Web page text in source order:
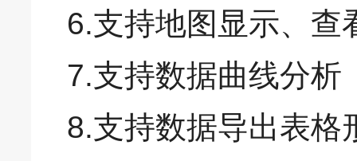
6.支持地图显示、查
7.支持数据曲线分析
8.支持数据导出表格